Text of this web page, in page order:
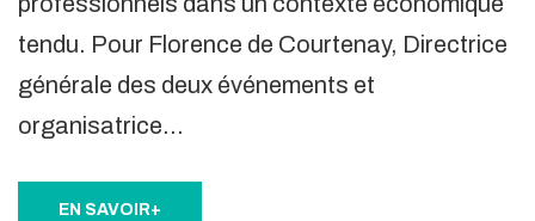
tendu. Pour Florence de Courtenay, Directrice
générale des deux événements et
organisatrice…
EN SAVOIR+